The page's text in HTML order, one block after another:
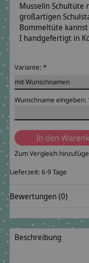
Musselin Schultüte
großartigen
Bommeltüte
I handgefertigt in
Variante: *
Wunschname eingeben:
In den
Zum Vergleich
Lieferzeit: 6-9 Tage
Bewertungen (0)
Beschreibung